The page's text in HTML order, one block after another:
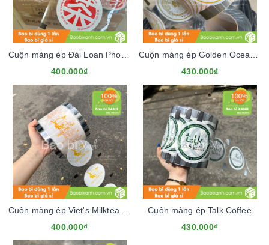
Cuộn màng ép Đài Loan Phong Vị
400.000₫
Cuộn màng ép Golden Ocean Chinese
430.000₫
Cuộn màng ép Viet's Milktea Mẫu Mới
400.000₫
Cuộn màng ép Talk Coffee
430.000₫